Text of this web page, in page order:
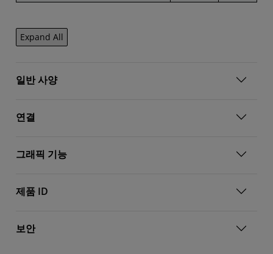
Expand All
일반 사양
연결
그래픽 기능
제품 ID
보안